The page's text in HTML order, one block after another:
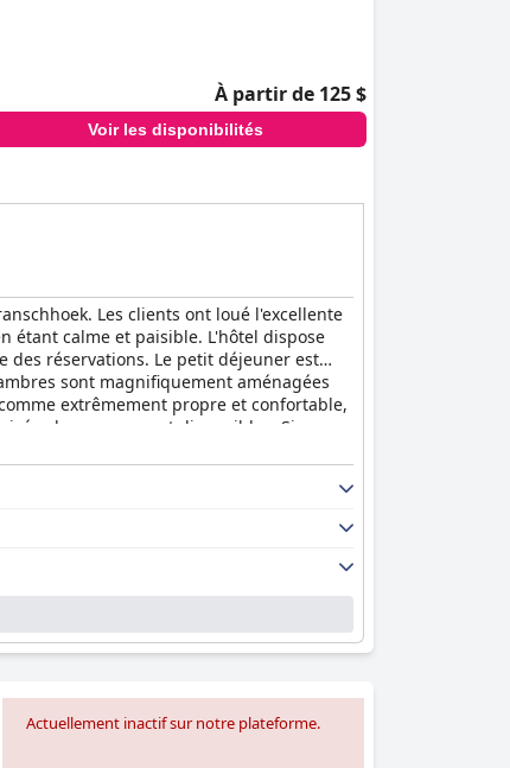
À partir de 125 $
Voir les disponibilités
Les clients ont loué l'excellente
étant calme et paisible. L'hôtel dispose
des réservations. Le petit déjeuner est
sont magnifiquement aménagées
extrêmement propre et confortable,
luxueuses sont disponibles. Si
portée aux détails compensent
unique et personnalisée, parfaite
Actuellement inactif sur notre plateforme.